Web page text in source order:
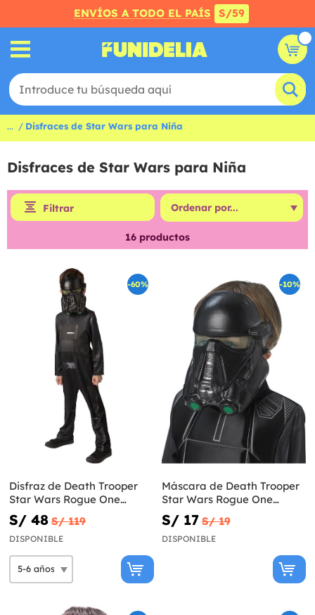
ENVÍOS A TODO EL PAÍS S/59
... Disfraces de Star Wars para Niña
Disfraces de Star Wars para Niña
Filtrar
16 productos
-60%
Disfraz de Death Trooper
Star Wars Rogue One
infantil
S/ 48 S/ 119
DISPONIBLE
-10%
Máscara de Death Trooper
Star Wars Rogue One
infantil
S/ 17 S/ 19
DISPONIBLE